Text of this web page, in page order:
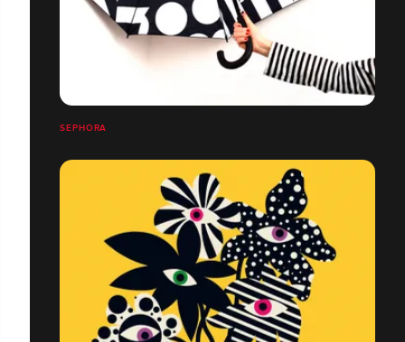
SEPHORA